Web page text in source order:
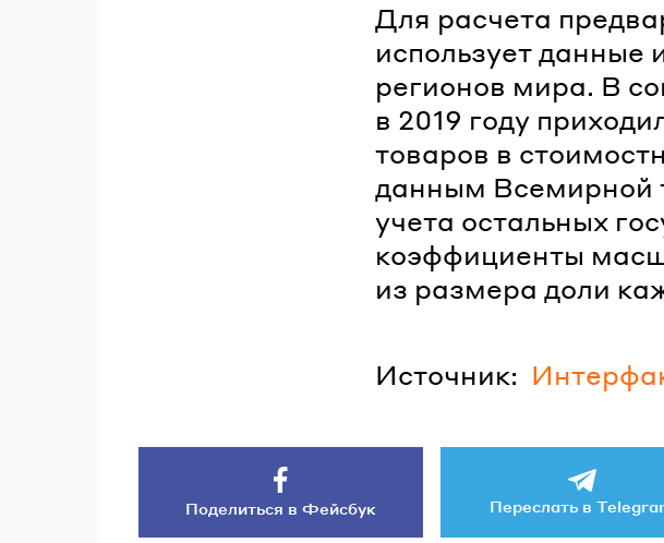
Для расчета
использует данные
регионов мира. В
в 2019 году
товаров в
данным Всемирной
учета остальных
коэффициенты
из размера доли
Источник:
Поделиться в Фейсбук Переслать в